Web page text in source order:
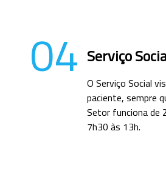
04 Serviço
O Serviço Social
paciente, sempre
Setor funciona de
7h30 às 13h.